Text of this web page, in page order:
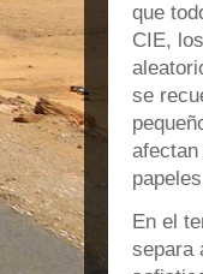
que
CIE,
se
En el
separa